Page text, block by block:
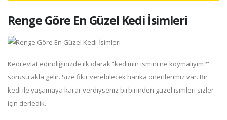
Renge Göre En Güzel Kedi İsimleri
Kedi evlat edindiğinizde ilk olarak “kedimin ismini ne koymalıyım?”
sorusu akla gelir. Size fikir verebilecek harika önerilerimiz var. Bir
kedi ile yaşamaya karar verdiyseniz birbirinden güzel isimleri sizler
için derledik.